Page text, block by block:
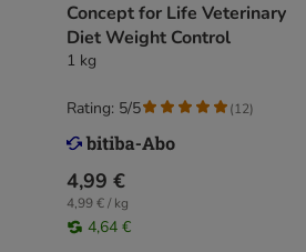
Concept for Life Veterinary
Diet Weight Control
1 kg
4,99 €
4,99 € / kg
4,64 €
Rating: 5/5 (12)